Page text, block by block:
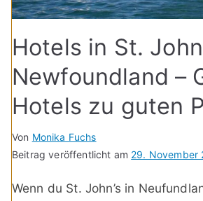
Hotels in St.
Newfoundland –
Hotels zu guten
Von Monika Fuchs
Beitrag veröffentlicht am 29. November
Wenn du St. John’s in